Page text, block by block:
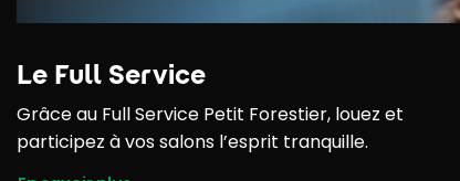
Le Full Service
Grâce au Full Service Petit Forestier, louez et
participez à vos salons l’esprit tranquille.